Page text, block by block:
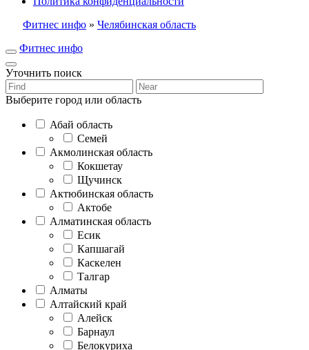
Фитнес инфо » Челябинская область
Фитнес инфо
Уточнить поиск
Выберите город или область
Абай область
Семей
Акмолинская область
Кокшетау
Щучинск
Актюбинская область
Актобе
Алматинская область
Есик
Капшагай
Каскелен
Талгар
Алматы
Алтайский край
Алейск
Барнаул
Белокуриха